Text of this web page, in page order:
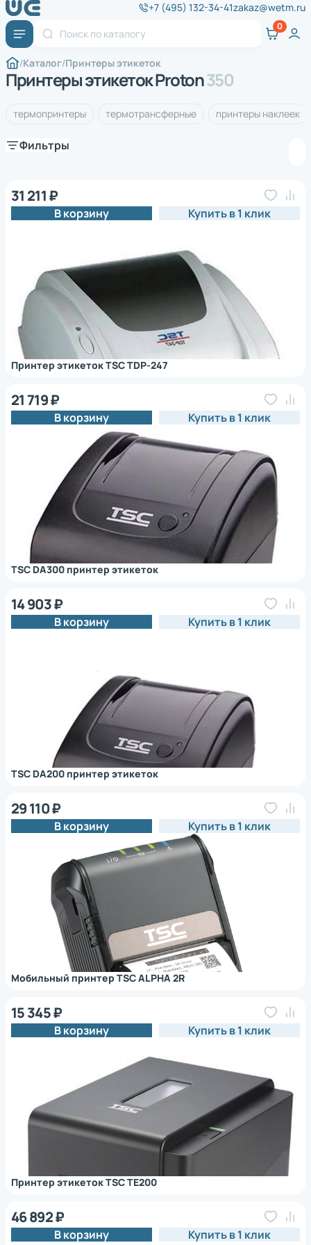
+7 (495) 132-34-41zakaz@wetm.ru
Каталог Принтеры этикеток
Принтеры этикеток Proton350
термопринтеры термотрансферные принтеры наклеек
Фильтры
Принтер этикеток TSC TDP-247
31 211 ₽
В корзину Купить в 1 клик
TSC DA300 принтер этикеток
21 719 ₽
В корзину Купить в 1 клик
TSC DA200 принтер этикеток
14 903 ₽
В корзину Купить в 1 клик
Мобильный принтер TSC ALPHA 2R
29 110 ₽
В корзину Купить в 1 клик
Принтер этикеток TSC TE200
15 345 ₽
В корзину Купить в 1 клик
46 892 ₽
В корзину Купить в 1 клик